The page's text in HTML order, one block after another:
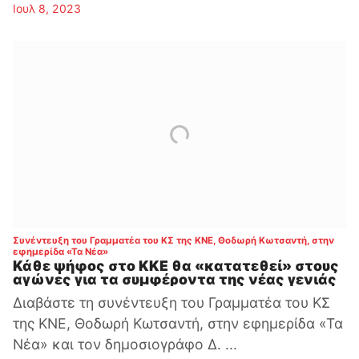
Ιουλ 8, 2023
Συνέντευξη του Γραμματέα του ΚΣ της ΚΝΕ, Θοδωρή Κωτσαντή, στην
εφημερίδα «Τα Νέα»:
Κάθε ψήφος στο ΚΚΕ θα «κατατεθεί» στους
αγώνες για τα συμφέροντα της νέας γενιάς
Διαβάστε τη συνέντευξη του Γραμματέα του ΚΣ
της ΚΝΕ, Θοδωρή Κωτσαντή, στην εφημερίδα «Τα
Νέα» και τον δημοσιογράφο Δ. ...